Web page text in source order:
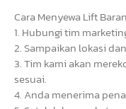
Cara Menyewa Lift
1. Hubungi tim
2. Sampaikan lokasi
3. Tim kami akan
sesuai.
4. Anda menerima